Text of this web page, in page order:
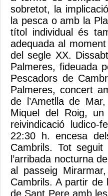
sobretot, la
la pesca o amb la
títol individual és
adequada al
del segle XX.
Palmeres, fideuada
Pescadors de
Palmeres, concert
de l’Ametlla de
Miquel del Roig,
reivindicació
22:30 h. encesa
Cambrils. Tot
l’arribada nocturna
al passeig
Cambrils. A partir
de Sant Pere amb